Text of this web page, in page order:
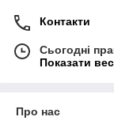
Контакти
Сьогодні
Показати
Про нас